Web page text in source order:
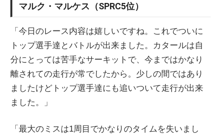
マルク・マルケス（SPRC5位）
「今日のレース内容は嬉しいですね。これでついに
トップ選手達とバトルが出来ました。カタールは自
分にとっては苦手なサーキットで、今まではかなり
離されての走行が常でしたから。少しの間ではあり
ましたけどトップ選手達にも追いついて走行が出来
ました。」
「最大のミスは1周目でかなりのタイムを失いまし